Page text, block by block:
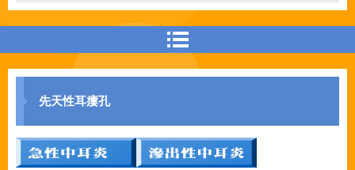
先天性耳瘻孔